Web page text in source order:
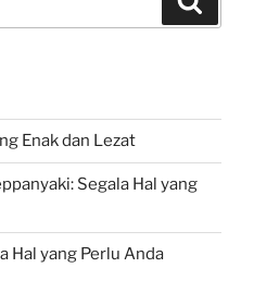
Enak dan Lezat
Segala Hal yang
Hal yang Perlu Anda